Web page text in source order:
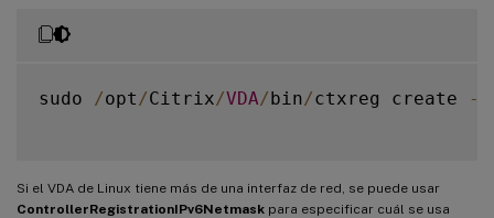
sudo /opt /Citrix/VDA/bin/ctxreg create -
Si el VDA de Linux tiene más de una interfaz de red, se puede usar
ControllerRegistrationIPv6Netmask para especificar cuál se usa